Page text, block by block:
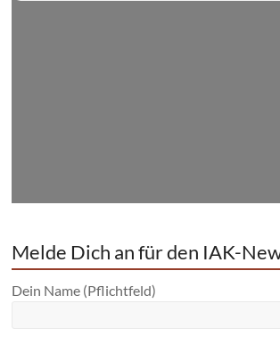
Melde Dich an für den IAK-
Dein Name (Pflichtfeld)